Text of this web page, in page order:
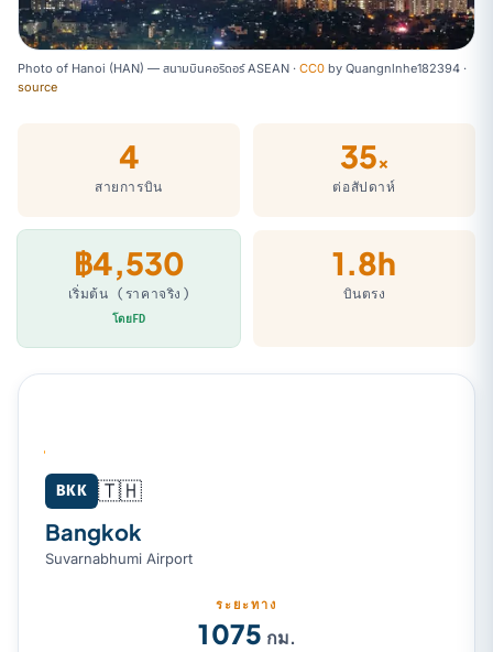
Photo of Hanoi (HAN) — สนามบินคอริดอร์ ASEAN · CC0 by Quangnlnhe182394 ·
source
4
สายการบิน
35×
ต่อสัปดาห์
฿4,530
เริ่มต้น (ราคาจริง)
โดยFD
1.8h
บินตรง
Bangkok (BKK) → Hanoi (HAN)
BKK 🇹🇭
Bangkok
Suvarnabhumi Airport
ระยะทาง
1 075 กม.